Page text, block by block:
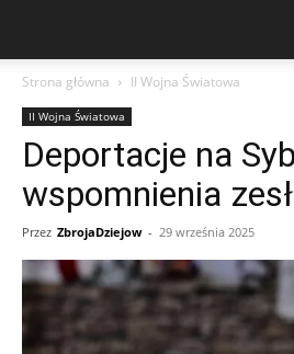
Strona główna II Wojna Światowa
II Wojna Światowa
Deportacje na
wspomnienia
Przez ZbrojaDziejow - 29 września 2025